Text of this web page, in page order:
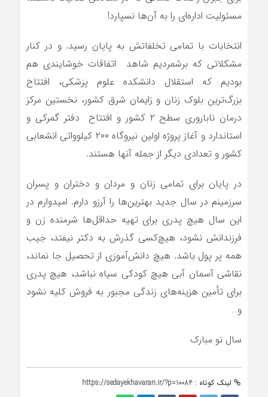
مسئولیت اداره‌ای را به آن‌ها نسپارد!
انتخابات با تمامی تخلفاتش به پایان رسید. و در کنار
مشکلاتی که برشمردیم شاهد اتفاقات خوشایندی هم
بودیم که استقلال دانشکده علوم پزشکی، افتتاح
بزرگ‌ترین بلوک زنان و زایمان شرق کشور، نخستین مرکز
درمان ناباروری سطح ٢ کشور و افتتاح دفتر گمرکی و
استاندارد و آغاز پروژه اولین نیروگاه ۲۰۰ کیلوواتی انشعابی
کشور و تعدادی دیگر از جمله آنها هستند.
در پایان برای تمامی زنان و مردان و دختران و پسران
سرزمینم در سال جدید بهترین‌ها را آرزو دارم. امیدوارم در
این سال هیچ پدری برای تهیه حداقل‌ها شرمنده زن و
فرزندانش نشود، هیچ‌کسی گذرش به دکتر نیفتد، جیب
همه پر پول باشد. هیچ دانش‌آموزی از تحصیل جا نماند،
نقاشی آسمان آبی هیچ کودکی سیاه نباشد، هیچ پدری
برای تأمین هزینه‌های زندگی مجبور به فروش کلیه نشود
و…
سال نو مبارک
لینک کوتاه : https://sedayekhavaran.ir/?p=10084